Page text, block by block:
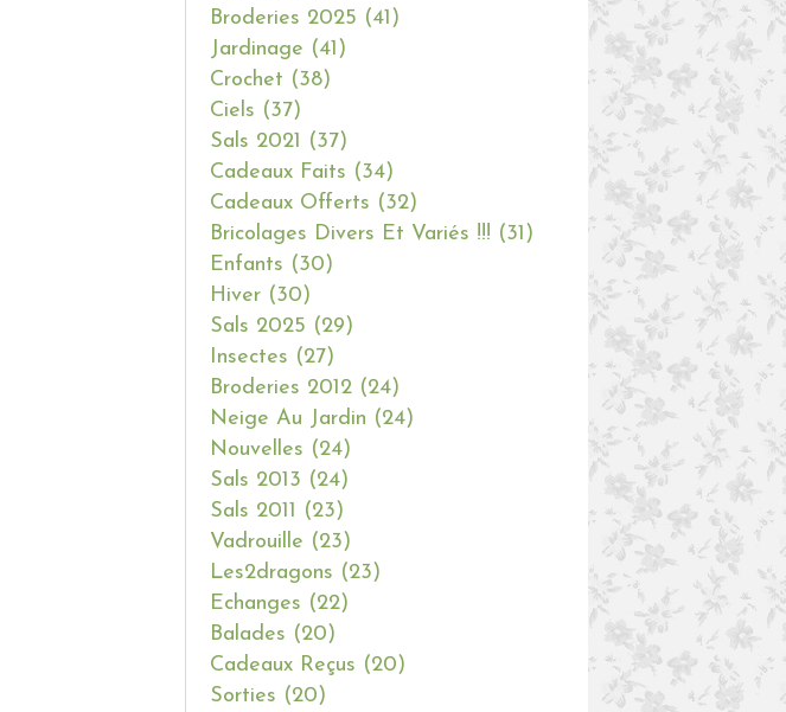
Broderies 2025 (41)
Jardinage (41)
Crochet (38)
Ciels (37)
Sals 2021
(37)
Cadeaux Faits (34)
Cadeaux Offerts (32)
Bricolages Divers Et Variés !!! (31)
Enfants (30)
Hiver (30)
Sals 2025 (29)
Insectes (27)
Broderies 2012 (24)
Neige Au Jardin (24)
Nouvelles (24)
Sals 2013 (24)
Sals 2011
(23)
Vadrouille (23)
Les2dragons (23)
Echanges (22)
Balades (20)
Cadeaux Reçus (20)
Sorties (20)